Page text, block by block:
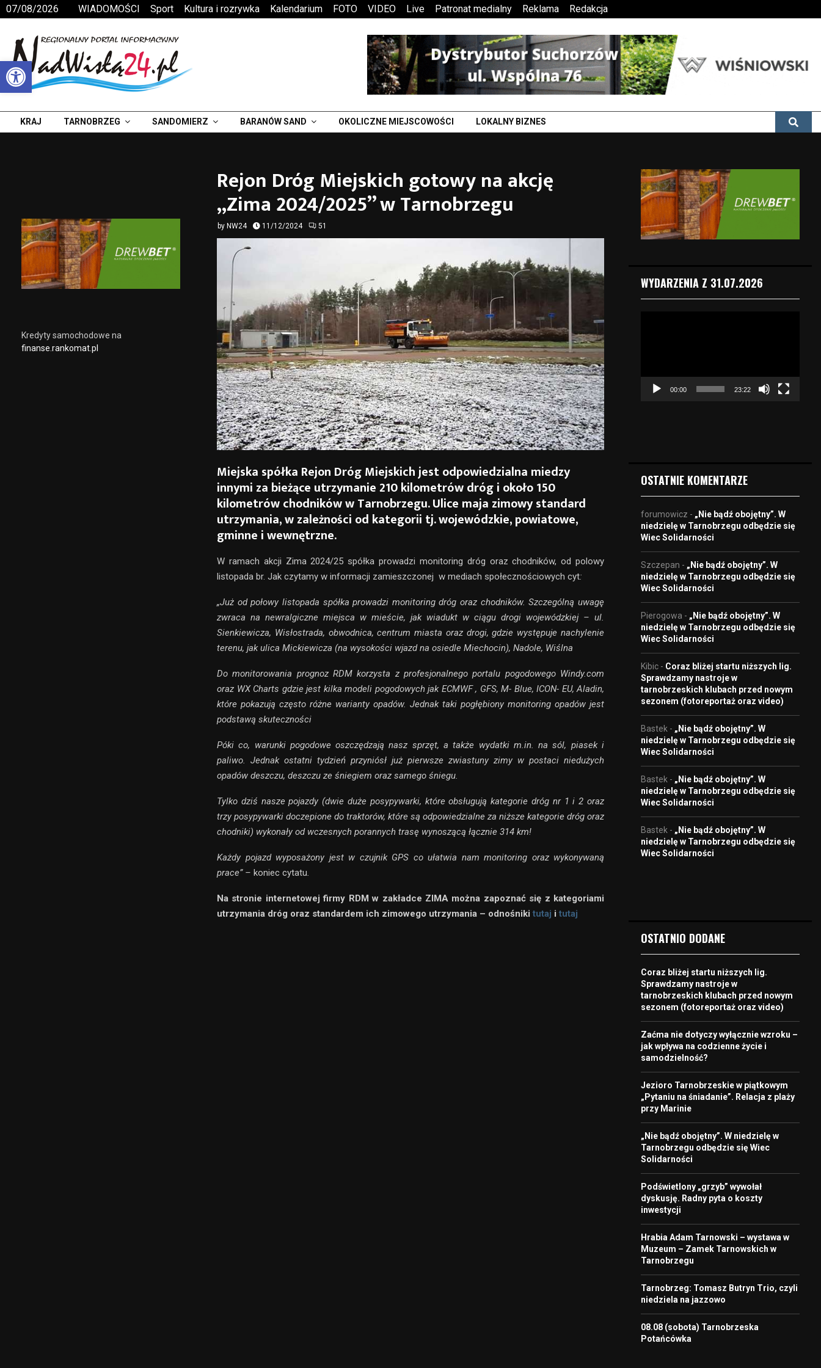
Otwórz pasek narzędzi
07/08/2026 WIADOMOŚCI Sport Kultura i rozrywka Kalendarium FOTO VIDEO Live Patronat medialny Reklama Redakcja
KRAJ TARNOBRZEG SANDOMIERZ BARANÓW SAND OKOLICZNE MIEJSCOWOŚCI LOKALNY BIZNES
Rejon Dróg Miejskich gotowy na akcję
„Zima 2024/2025” w Tarnobrzegu
by NW24 11/12/2024 51
Miejska spółka Rejon Dróg Miejskich jest odpowiedzialna miedzy
innymi za bieżące utrzymanie 210 kilometrów dróg i około 150
kilometrów chodników w Tarnobrzegu. Ulice maja zimowy standard
utrzymania, w zależności od kategorii tj. wojewódzkie, powiatowe,
gminne i wewnętrzne.
W ramach akcji Zima 2024/25 spółka prowadzi monitoring dróg oraz chodników, od polowy
listopada br. Jak czytamy w informacji zamieszczonej w mediach społecznościowych cyt:
„Już od połowy listopada spółka prowadzi monitoring dróg oraz chodników. Szczególną uwagę
zwraca na newralgiczne miejsca w mieście, jak wiadukt w ciągu drogi wojewódzkiej – ul.
Sienkiewicza, Wisłostrada, obwodnica, centrum miasta oraz drogi, gdzie występuje nachylenie
terenu, jak ulica Mickiewicza (na wysokości wjazd na osiedle Miechocin), Nadole, Wiślna
Do monitorowania prognoz RDM korzysta z profesjonalnego portalu pogodowego Windy.com
oraz WX Charts gdzie jest kilka modeli pogodowych jak ECMWF , GFS, M- Blue, ICON- EU, Aladin,
które pokazują często różne warianty opadów. Jednak taki pogłębiony monitoring opadów jest
podstawą skuteczności
Póki co, warunki pogodowe oszczędzają nasz sprzęt, a także wydatki m.in. na sól, piasek i
paliwo. Jednak ostatni tydzień przyniósł już pierwsze zwiastuny zimy w postaci niedużych
opadów deszczu, deszczu ze śniegiem oraz samego śniegu.
Tylko dziś nasze pojazdy (dwie duże posypywarki, które obsługują kategorie dróg nr 1 i 2 oraz
trzy posypywarki doczepione do traktorów, które są odpowiedzialne za niższe kategorie dróg oraz
chodniki) wykonały od wczesnych porannych trasę wynoszącą łącznie 314 km!
Każdy pojazd wyposażony jest w czujnik GPS co ułatwia nam monitoring oraz wykonywaną
prace” – koniec cytatu.
Na stronie internetowej firmy RDM w zakładce ZIMA można zapoznać się z kategoriami
utrzymania dróg oraz standardem ich zimowego utrzymania – odnośniki tutaj i tutaj
Kredyty samochodowe na
finanse.rankomat.pl
WYDARZENIA Z 31.07.2026
e
o
00:00 23:22
OSTATNIE KOMENTARZE
forumowicz - „Nie bądź obojętny”. W
niedzielę w Tarnobrzegu odbędzie się
Wiec Solidarności
Szczepan - „Nie bądź obojętny”. W
niedzielę w Tarnobrzegu odbędzie się
Wiec Solidarności
Pierogowa - „Nie bądź obojętny”. W
niedzielę w Tarnobrzegu odbędzie się
Wiec Solidarności
Kibic - Coraz bliżej startu niższych lig.
Sprawdzamy nastroje w
tarnobrzeskich klubach przed nowym
sezonem (fotoreportaż oraz video)
Bastek - „Nie bądź obojętny”. W
niedzielę w Tarnobrzegu odbędzie się
Wiec Solidarności
Bastek - „Nie bądź obojętny”. W
niedzielę w Tarnobrzegu odbędzie się
Wiec Solidarności
Bastek - „Nie bądź obojętny”. W
niedzielę w Tarnobrzegu odbędzie się
Wiec Solidarności
OSTATNIO DODANE
Coraz bliżej startu niższych lig.
Sprawdzamy nastroje w
tarnobrzeskich klubach przed nowym
sezonem (fotoreportaż oraz video)
Zaćma nie dotyczy wyłącznie wzroku –
jak wpływa na codzienne życie i
samodzielność?
Jezioro Tarnobrzeskie w piątkowym
„Pytaniu na śniadanie”. Relacja z plaży
przy Marinie
„Nie bądź obojętny”. W niedzielę w
Tarnobrzegu odbędzie się Wiec
Solidarności
Podświetlony „grzyb” wywołał
dyskusję. Radny pyta o koszty
inwestycji
Hrabia Adam Tarnowski – wystawa w
Muzeum – Zamek Tarnowskich w
Tarnobrzegu
Tarnobrzeg: Tomasz Butryn Trio, czyli
niedziela na jazzowo
08.08 (sobota) Tarnobrzeska
Potańcówka